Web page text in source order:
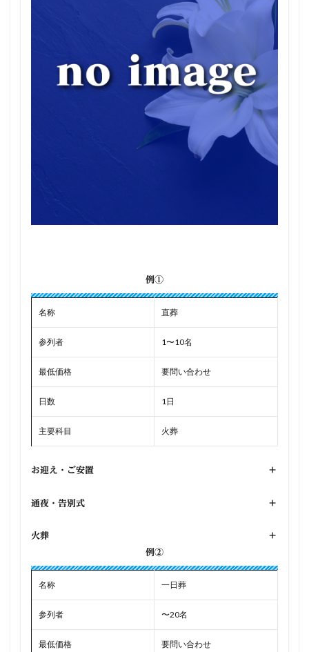
例①
名称 直葬
参列者 1〜10名
最低価格 要問い合わせ
日数 1日
主要科目 火葬
お迎え・ご安置 +
通夜・告別式 +
火葬
+
例②
名称 一日葬
参列者 〜20名
最低価格 要問い合わせ